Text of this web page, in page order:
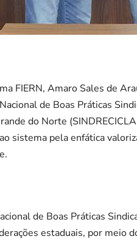
FIERN, Amaro Sales de
de Boas Práticas
do Norte
sistema pela enfática
de Boas Práticas
estaduais, por meio